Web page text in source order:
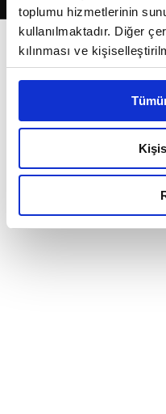
toplumu hizmetlerinin
kullanılmaktadır. Diğer
kılınması ve
reklam/pazarlama
Çerezlere ilişkin
belirleyebilirsiniz.
Ayarlar butonuna
Metnimizi ziyaret
okumak ve sitemizi